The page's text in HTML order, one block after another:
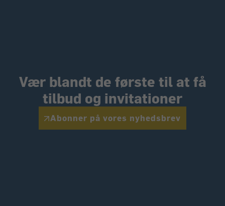
Vær blandt de første til at få
tilbud og invitationer
Abonner på vores nyhedsbrev